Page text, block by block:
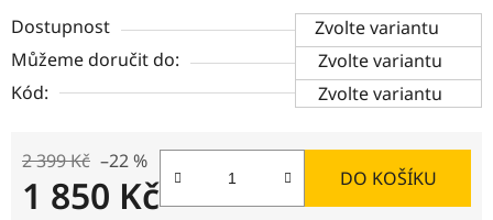
Dostupnost
Zvolte variantu
Můžeme doručit do:
Zvolte variantu
Kód:
Zvolte variantu
2 399 Kč –22 %
1 850 Kč DO KOŠÍKU